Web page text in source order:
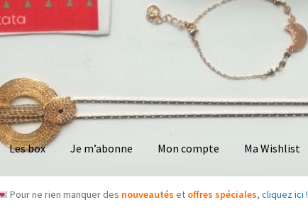
Les box Je m’abonne Mon compte Ma Wishlist
Pour ne rien manquer des nouveautés et offres spéciales, cliquez ici !